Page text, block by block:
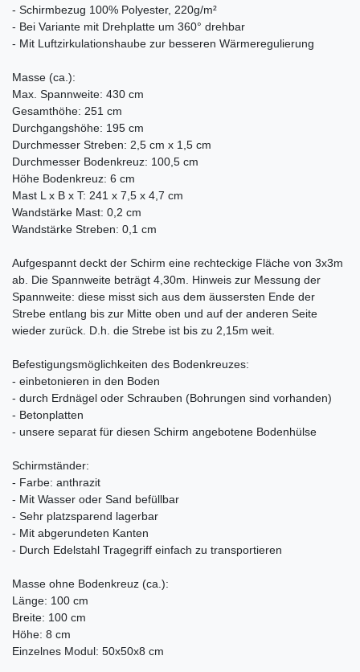
- Schirmbezug 100% Polyester, 220g/m²
- Bei Variante mit Drehplatte um 360° drehbar
- Mit Luftzirkulationshaube zur besseren Wärmeregulierung
Masse (ca.):
Max. Spannweite: 430 cm
Gesamthöhe: 251 cm
Durchgangshöhe: 195 cm
Durchmesser Streben: 2,5 cm x 1,5 cm
Durchmesser Bodenkreuz: 100,5 cm
Höhe Bodenkreuz: 6 cm
Mast L x B x T: 241 x 7,5 x 4,7 cm
Wandstärke Mast: 0,2 cm
Wandstärke Streben: 0,1 cm
Aufgespannt deckt der Schirm eine rechteckige Fläche von 3x3m
ab. Die Spannweite beträgt 4,30m. Hinweis zur Messung der
Spannweite: diese misst sich aus dem äussersten Ende der
Strebe entlang bis zur Mitte oben und auf der anderen Seite
wieder zurück. D.h. die Strebe ist bis zu 2,15m weit.
Befestigungsmöglichkeiten des Bodenkreuzes:
- einbetonieren in den Boden
- durch Erdnägel oder Schrauben (Bohrungen sind vorhanden)
- Betonplatten
- unsere separat für diesen Schirm angebotene Bodenhülse
Schirmständer:
- Farbe: anthrazit
- Mit Wasser oder Sand befüllbar
- Sehr platzsparend lagerbar
- Mit abgerundeten Kanten
- Durch Edelstahl Tragegriff einfach zu transportieren
Masse ohne Bodenkreuz (ca.):
Länge: 100 cm
Breite: 100 cm
Höhe: 8 cm
Einzelnes Modul: 50x50x8 cm